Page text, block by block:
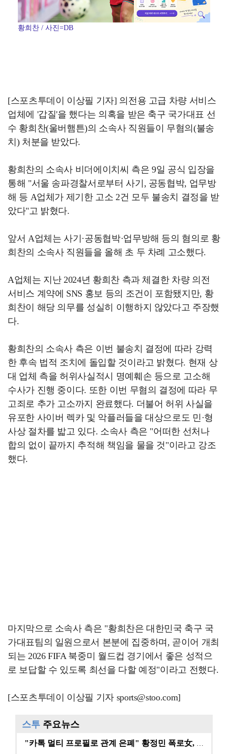
황희찬 / 사진=DB
[스포츠투데이 이상필 기자] 의전용 고급 차량 서비스
업체에 '갑질'을 했다는 의혹을 받은 축구 국가대표 선
수 황희찬(울버햄튼)의 소속사 직원들이 무혐의(불송
치) 처분을 받았다.
황희찬의 소속사 비더에이치씨 측은 9일 공식 입장을
통해 "서울 송파경찰서로부터 사기, 공동협박, 업무방
해 등 A업체가 제기한 고소 2건 모두 불송치 결정을 받
았다"고 밝혔다.
앞서 A업체는 사기·공동협박·업무방해 등의 혐의로 황
희찬의 소속사 직원들을 올해 초 두 차례 고소했다.
A업체는 지난 2024년 황희찬 측과 체결한 차량 의전
서비스 계약에 SNS 홍보 등의 조건이 포함됐지만, 황
희찬이 해당 의무를 성실히 이행하지 않았다고 주장했
다.
황희찬의 소속사 측은 이번 불송치 결정에 따라 강력
한 후속 법적 조치에 돌입할 것이라고 밝혔다. 현재 상
대 업체 측을 허위사실적시 명예훼손 등으로 고소해
수사가 진행 중이다. 또한 이번 무혐의 결정에 따라 무
고죄로 추가 고소까지 완료했다. 더불어 허위 사실을
유포한 사이버 렉카 및 악플러들을 대상으로도 민·형
사상 절차를 밟고 있다. 소속사 측은 "어떠한 선처나
합의 없이 끝까지 추적해 책임을 물을 것"이라고 강조
했다.
마지막으로 소속사 측은 "황희찬은 대한민국 축구 국
가대표팀의 일원으로서 본분에 집중하며, 곧이어 개최
되는 2026 FIFA 북중미 월드컵 경기에서 좋은 성적으
로 보답할 수 있도록 최선을 다할 예정"이라고 전했다.
[스포츠투데이 이상필 기자 sports@stoo.com]
스투 주요뉴스